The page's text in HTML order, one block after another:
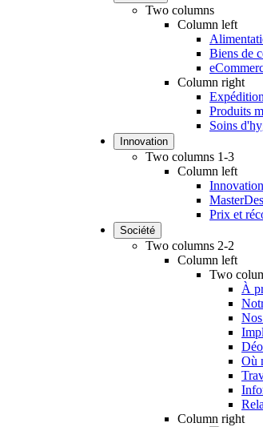
Two columns
Column left
Biens de
Column right
Produits
Soins
Innovation
Two columns 1-3
Column left
Innovation
Prix et
Société
Two columns 2-2
Column left
Two
À
Où
Column right